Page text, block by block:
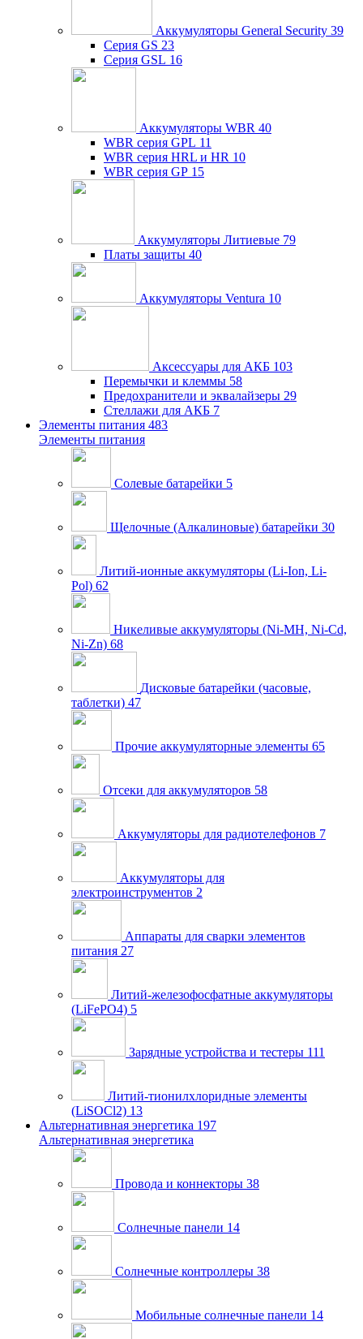
Аккумуляторы General Security 39
Серия GS 23
Серия GSL 16
Аккумуляторы WBR 40
WBR серия GPL 11
WBR серия HRL и HR 10
WBR серия GP 15
Аккумуляторы Литиевые 79
Платы защиты 40
Аккумуляторы Ventura 10
Аксессуары для АКБ 103
Перемычки и клеммы 58
Предохранители и эквалайзеры 29
Стеллажи для АКБ 7
Элементы питания 483
Элементы питания
Солевые батарейки 5
Щелочные (Алкалиновые) батарейки 30
Литий-ионные аккумуляторы (Li-Ion, Li-
Pol) 62
Никеливые аккумуляторы (Ni-MH, Ni-Cd,
Ni-Zn) 68
Дисковые батарейки (часовые,
таблетки) 47
Прочие аккумуляторные элементы 65
Отсеки для аккумуляторов 58
Аккумуляторы для радиотелефонов 7
Аккумуляторы для
электроинструментов 2
Аппараты для сварки элементов
питания 27
Литий-железофосфатные аккумуляторы
(LiFePO4) 5
Зарядные устройства и тестеры 111
Литий-тионилхлоридные элементы
(LiSOCl2) 13
Альтернативная энергетика 197
Альтернативная энергетика
Провода и коннекторы 38
Солнечные панели 14
Солнечные контроллеры 38
Мобильные солнечные панели 14